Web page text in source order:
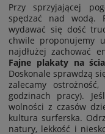
Przy sprzyjającej
spędzać nad wodą.
wydawać się dość
chwile proponujemy
najdłużej zachować
Fajne plakaty na
Doskonale sprawdzą
zalecamy
godzinach pracy).
wolności z czasów
kultura surferska.
natury, lekkość i